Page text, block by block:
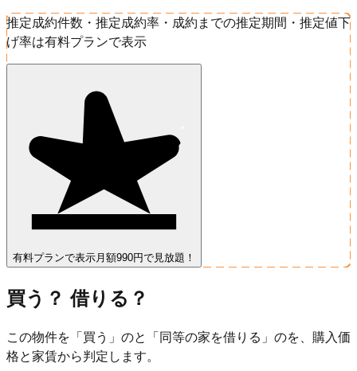
推定成約件数・推定成約率・成約までの推定期間・推定値下
げ率は有料プランで表示
有料プランで表示 月額990円で見放題！
買う？ 借りる？
この物件を「買う」のと「同等の家を借りる」のを、購入価
格と家賃から判定します。